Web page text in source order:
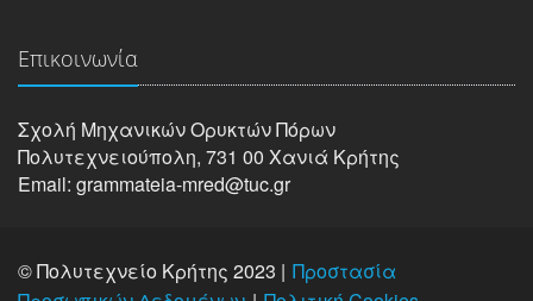
Επικοινωνία
Σχολή Μηχανικών Oρυκτών Πόρων
Πολυτεχνειούπολη, 731 00 Χανιά Κρήτης
Email: grammateia-mred@tuc.gr
© Πολυτεχνείο Κρήτης 2023 | Προστασία